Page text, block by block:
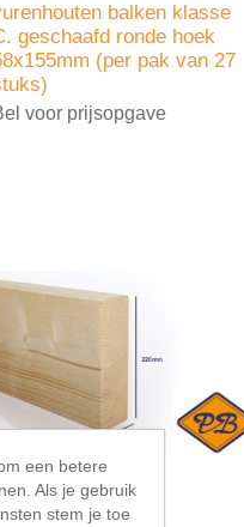
balken klasse
geschaafd ronde hoek
(per pak van 27
voor prijsopgave
een betere
Als je gebruik
stem je toe